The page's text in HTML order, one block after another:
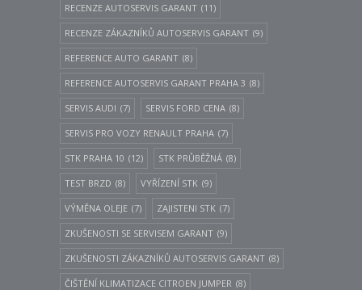
RECENZE AUTOSERVIS GARANT (11)
RECENZE ZÁKAZNÍKŮ AUTOSERVIS GARANT (9)
REFERENCE AUTO GARANT (8)
REFERENCE AUTOSERVIS GARANT PRAHA 3 (8)
SERVIS AUDI (7) SERVIS FORD CENA (8)
SERVIS PRO VOZY RENAULT PRAHA (7)
STK PRAHA 10 (12) STK PRŮBĚŽNÁ (8)
TEST BRZD (8) VYŘÍZENÍ STK (9)
VÝMĚNA OLEJE (7) ZAJISTENI STK (7)
ZKUŠENOSTI SE SERVISEM GARANT (9)
ZKUŠENOSTI ZÁKAZNÍKŮ AUTOSERVIS GARANT (8)
ČIŠTĚNÍ KLIMATIZACE CITROEN JUMPER (8)